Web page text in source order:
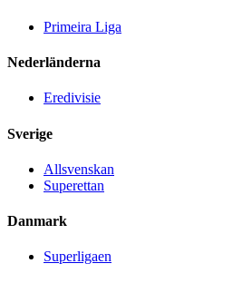
Primeira Liga
Nederländerna
Eredivisie
Sverige
Allsvenskan
Superettan
Danmark
Superligaen